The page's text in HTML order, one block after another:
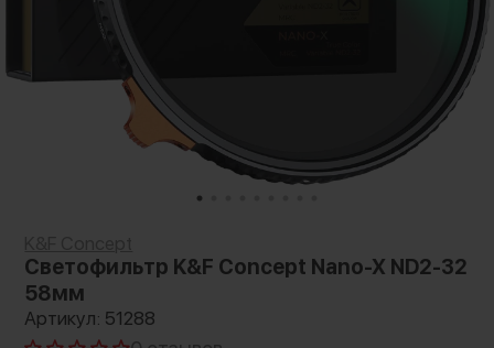
Светофильтр K&F Concept Nano-X ND2-32
58мм
Артикул: 51288